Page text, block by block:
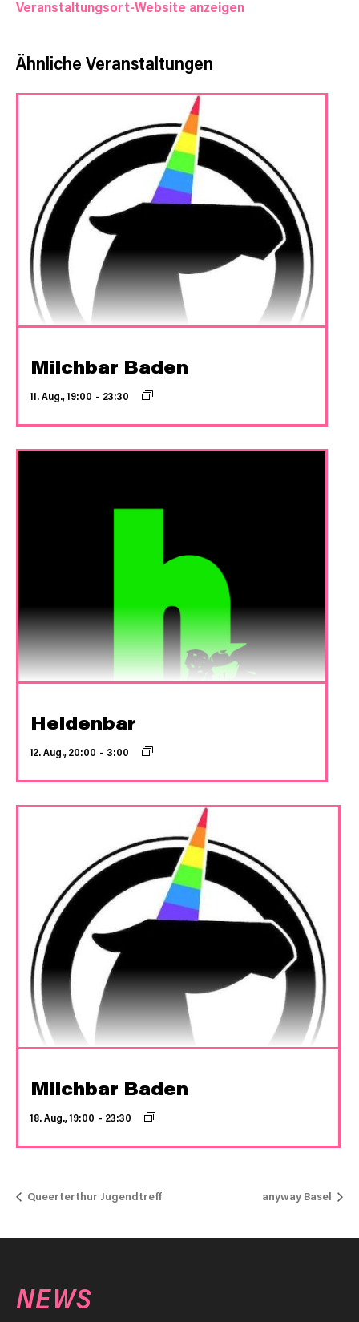
Veranstaltungsort-Website anzeigen
Ähnliche Veranstaltungen
Milchbar Baden
11. Aug., 19:00 – 23:30
Heldenbar
12. Aug., 20:00 – 3:00
Milchbar Baden
18. Aug., 19:00 – 23:30
Queerterthur Jugendtreff anyway Basel
NEWS